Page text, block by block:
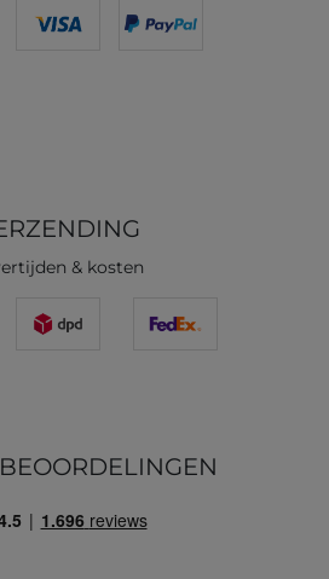
& kosten